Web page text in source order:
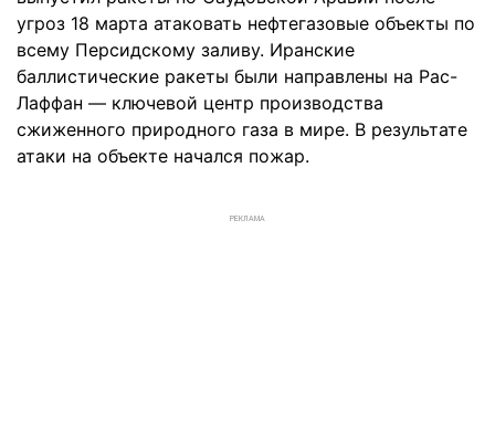
угроз 18 марта атаковать нефтегазовые объекты по
всему Персидскому заливу. Иранские
баллистические ракеты были направлены на Рас-
Лаффан — ключевой центр производства
сжиженного природного газа в мире. В результате
атаки на объекте начался пожар.
РЕКЛАМА